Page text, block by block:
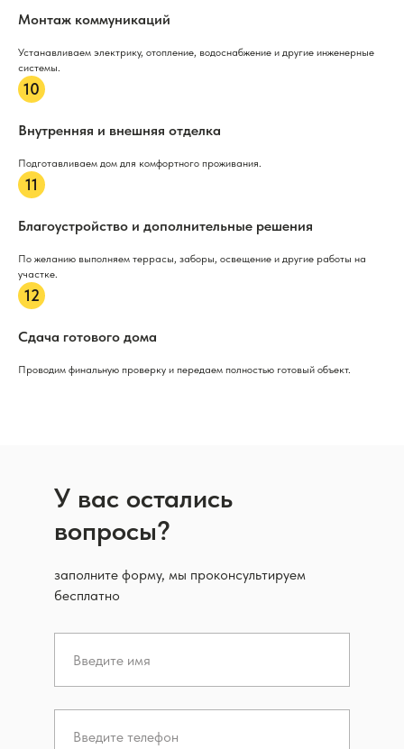
Монтаж коммуникаций
Устанавливаем электрику, отопление, водоснабжение и другие инженерные
системы.
Внутренняя и внешняя отделка
Подготавливаем дом для комфортного проживания.
Благоустройство и дополнительные решения
По желанию выполняем террасы, заборы, освещение и другие работы на
участке.
Сдача готового дома
Проводим финальную проверку и передаем полностью готовый объект.
У вас остались
вопросы?
заполните форму, мы проконсультируем
бесплатно